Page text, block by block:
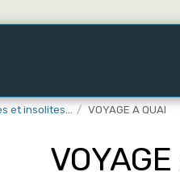
et insolites... VOYAGE A QUAI